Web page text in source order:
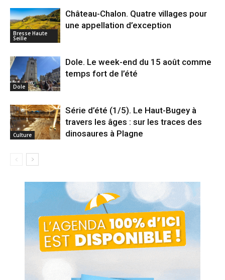
Bresse Haute
Seille
Château-Chalon. Quatre villages pour
une appellation d’exception
Dole
Dole. Le week-end du 15 août comme
temps fort de l’été
Culture
Série d’été (1/5). Le Haut-Bugey à
travers les âges : sur les traces des
dinosaures à Plagne